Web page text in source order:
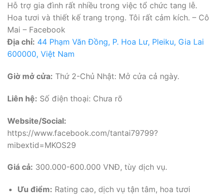
Hỗ trợ gia đình rất nhiều trong việc tổ chức tang lễ.
Hoa tươi và thiết kế trang trọng. Tôi rất cảm kích. – Cô
Mai – Facebook
Địa chỉ: 44 Phạm Văn Đồng, P. Hoa Lư, Pleiku, Gia Lai
600000, Việt Nam
Giờ mở cửa: Thứ 2-Chủ Nhật: Mở cửa cả ngày.
Liên hệ: Số điện thoại: Chưa rõ
Website/Social:
https://www.facebook.com/tantai79799?
mibextid=MKOS29
Giá cả: 300.000-600.000 VNĐ, tùy dịch vụ.
Ưu điểm: Rating cao, dịch vụ tận tâm, hoa tươi